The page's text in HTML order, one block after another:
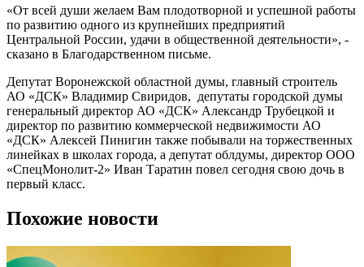
«От всей души желаем Вам плодотворной и успешной работы
по развитию одного из крупнейших предприятий
Центральной России, удачи в общественной деятельности», -
сказано в Благодарственном письме.
Депутат Воронежской областной думы, главный строитель
АО «ДСК» Владимир Свиридов, депутаты городской думы
генеральный директор АО «ДСК» Александр Трубецкой и
директор по развитию коммерческой недвижимости АО
«ДСК» Алексей Пинигин также побывали на торжественных
линейках в школах города, а депутат облдумы, директор ООО
«СпецМонолит-2» Иван Таратин повел сегодня свою дочь в
первый класс.
Похожие новости